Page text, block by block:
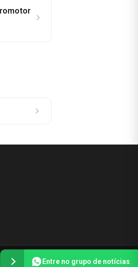
Entre no grupo de notícias